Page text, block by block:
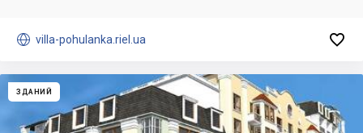
 villa-pohulanka.riel.ua 
ЗДАНИЙ